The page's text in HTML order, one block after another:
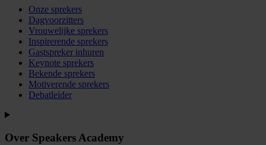
Onze sprekers
Dagvoorzitters
Vrouwelijke sprekers
Inspirerende sprekers
Gastspreker inhuren
Keynote sprekers
Bekende sprekers
Motiverende sprekers
Debatleider
Over Speakers Academy